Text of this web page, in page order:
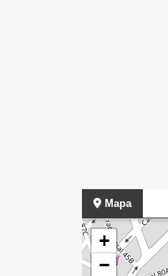
Mapa
+
−